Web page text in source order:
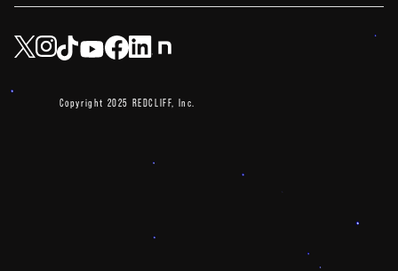
Copyright 2025 REDCLIFF, Inc.